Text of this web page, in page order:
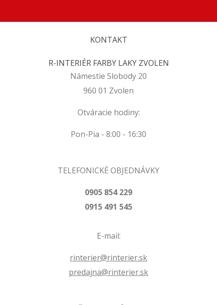
KONTAKT
R-INTERIÉR FARBY LAKY ZVOLEN
Námestie Slobody 20
960 01 Zvolen
Otváracie hodiny:
Pon-Pia - 8:00 - 16:30
TELEFONICKÉ OBJEDNÁVKY
0905 854 229
0915 491 545
E-mail:
rinterier@rinterier.sk
predajna@rinterier.sk